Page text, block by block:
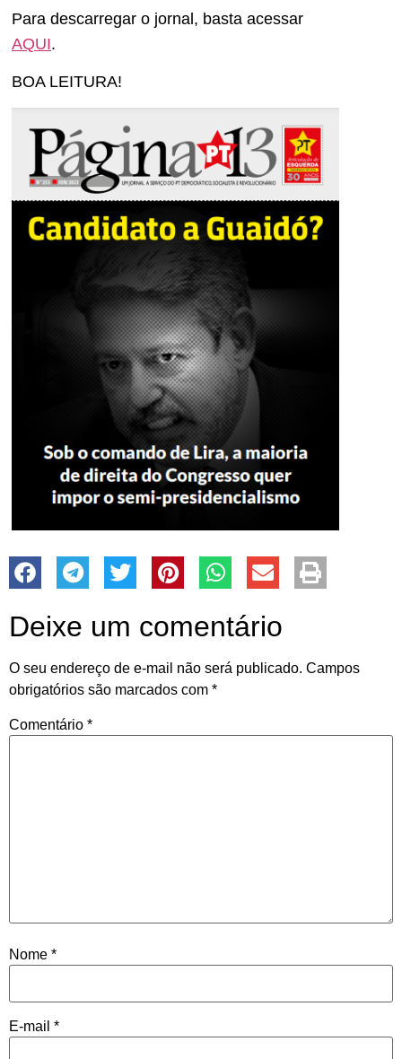
Para descarregar o jornal, basta acessar
AQUI.
BOA LEITURA!
Deixe um comentário
O seu endereço de e-mail não será publicado. Campos
obrigatórios são marcados com *
Comentário *
Nome *
E-mail *